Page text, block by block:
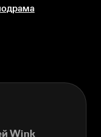
Wink